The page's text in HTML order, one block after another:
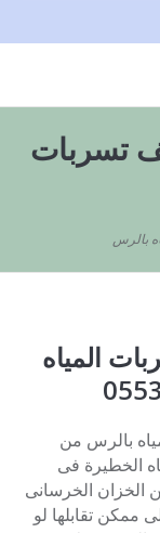
تسربات
بالرس
المياه
بالرس من
الخطيرة فى
الخزان الخرسانى
ممكن تقابلها لو